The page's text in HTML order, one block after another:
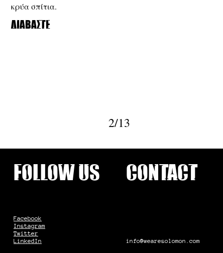
κρύα σπίτια.
Διαβάστε
2/13
Follow us
Facebook
Instagram
Twitter
LinkedIn
Contact
info@wearesolomon.com